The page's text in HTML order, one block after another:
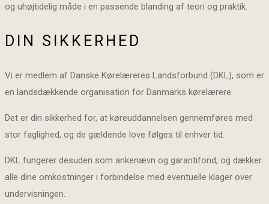
og uhøjtidelig måde i en passende blanding af teori og praktik.
DIN SIKKERHED
Vi er medlem af Danske Kørelæreres Landsforbund (DKL), som er
en landsdækkende organisation for Danmarks kørelærere.
Det er din sikkerhed for, at køreuddannelsen gennemføres med
stor faglighed, og de gældende love følges til enhver tid.
DKL fungerer desuden som ankenævn og garantifond, og dækker
alle dine omkostninger i forbindelse med eventuelle klager over
undervisningen.